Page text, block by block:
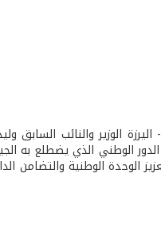
الوزير والنائب السابق
الوطني الذي يضطلع
الوحدة الوطنية والتضامن